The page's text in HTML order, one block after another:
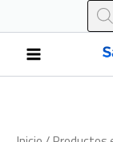
al
contenido
de
Main
Menu